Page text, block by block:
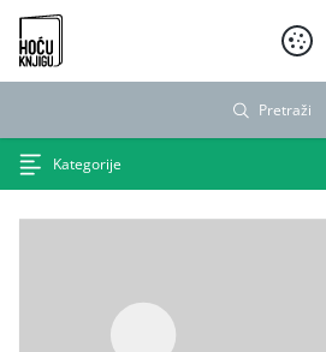
Hoću knjigu crni logo
Pretraži
Kategorije